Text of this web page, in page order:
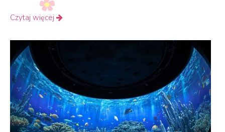
Czytaj więcej